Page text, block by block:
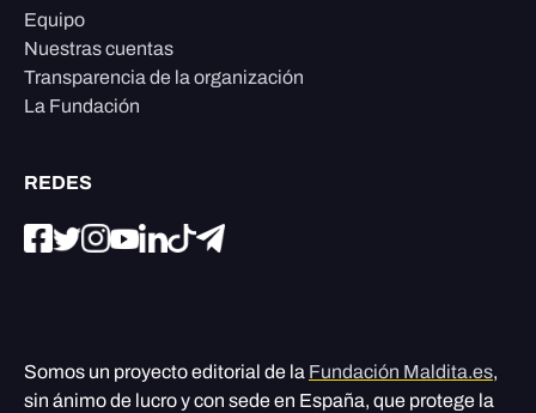
Equipo
Nuestras cuentas
Transparencia de la organización
La Fundación
REDES
Somos un proyecto editorial de la Fundación Maldita.es,
sin ánimo de lucro y con sede en España, que protege la